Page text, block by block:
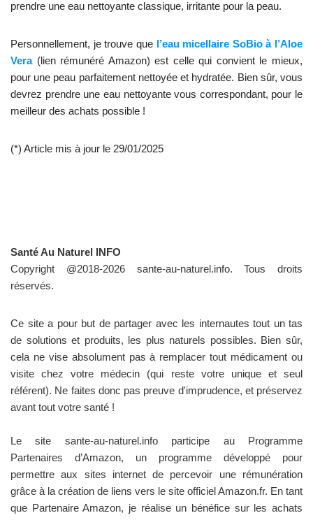
prendre une eau nettoyante classique, irritante pour la peau.
Personnellement, je trouve que l’eau micellaire SoBio à l’Aloe
Vera(lien rémunéré Amazon) est celle qui convient le mieux,
pour une peau parfaitement nettoyée et hydratée. Bien sûr, vous
devrez prendre une eau nettoyante vous correspondant, pour le
meilleur des achats possible !
(*) Article mis à jour le 29/01/2025
Santé Au Naturel INFO
Copyright @2018-2026 sante-au-naturel.info. Tous droits
réservés.
Ce site a pour but de partager avec les internautes tout un tas
de solutions et produits, les plus naturels possibles. Bien sûr,
cela ne vise absolument pas à remplacer tout médicament ou
visite chez votre médecin (qui reste votre unique et seul
référent). Ne faites donc pas preuve d'imprudence, et préservez
avant tout votre santé !
Le site sante-au-naturel.info participe au Programme
Partenaires d’Amazon, un programme développé pour
permettre aux sites internet de percevoir une rémunération
grâce à la création de liens vers le site officiel Amazon.fr. En tant
que Partenaire Amazon, je réalise un bénéfice sur les achats